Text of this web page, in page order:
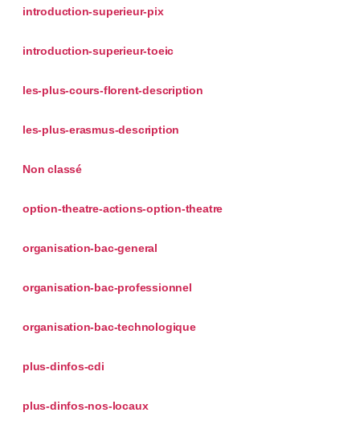
introduction-superieur-pix
introduction-superieur-toeic
les-plus-cours-florent-description
les-plus-erasmus-description
Non classé
option-theatre-actions-option-theatre
organisation-bac-general
organisation-bac-professionnel
organisation-bac-technologique
plus-dinfos-cdi
plus-dinfos-nos-locaux